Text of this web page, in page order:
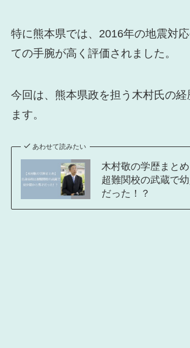
特に熊本県では、2016年の地震対
ての手腕が高く評価されました。
今回は、熊本県政を担う木村氏の経
ます。
あわせて読みたい
木村敬の学歴まと
超難関校の武蔵で
だった！？